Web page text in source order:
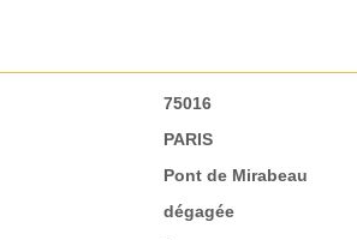
75016
PARIS
Pont de Mirabeau
dégagée